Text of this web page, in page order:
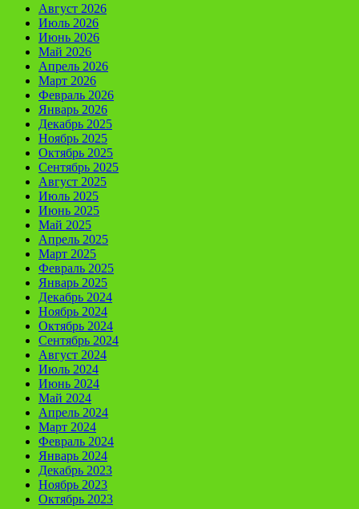
Август 2026
Июль 2026
Июнь 2026
Май 2026
Апрель 2026
Март 2026
Февраль 2026
Январь 2026
Декабрь 2025
Ноябрь 2025
Октябрь 2025
Сентябрь 2025
Август 2025
Июль 2025
Июнь 2025
Май 2025
Апрель 2025
Март 2025
Февраль 2025
Январь 2025
Декабрь 2024
Ноябрь 2024
Октябрь 2024
Сентябрь 2024
Август 2024
Июль 2024
Июнь 2024
Май 2024
Апрель 2024
Март 2024
Февраль 2024
Январь 2024
Декабрь 2023
Ноябрь 2023
Октябрь 2023